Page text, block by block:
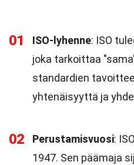
01 ISO-lyhenne: ISO
joka tarkoittaa
standardien
yhtenäisyyttä ja
02 Perustamisvuosi:
1947. Sen päämaja